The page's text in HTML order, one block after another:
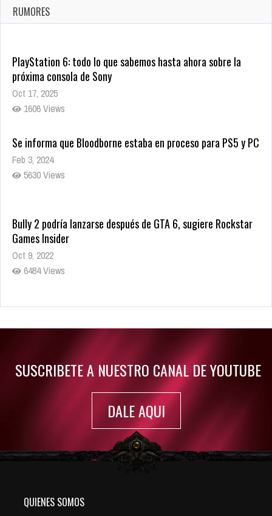
Ago 8, 2021
10004 Views
RUMORES
PlayStation 6: todo lo que sabemos hasta ahora sobre la
próxima consola de Sony
Oct 17, 2025
1606 Views
Se informa que Bloodborne estaba en proceso para PS5 y PC
Feb 3, 2024
5630 Views
Bully 2 podría lanzarse después de GTA 6, sugiere Rockstar
Games Insider
Oct 9, 2022
6484 Views
Rumor: Se filtran los primeros detalles de Resident Evil 9
SUSCRIBETE A NUESTRO CANAL DE YOUTUBE
DALE AQUI
QUIENES SOMOS